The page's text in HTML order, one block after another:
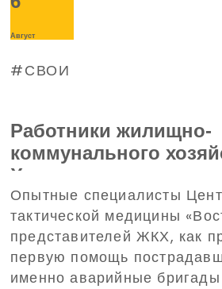
Август
СВОИ
Работники жилищно-
коммунального
Харькова прошли
домедицинской
организованный
Благотворительным
Дениса Парамонова
Опытные специалисты
тактической медицины
представителей ЖКХ, как
первую помощь
именно аварийные бригады